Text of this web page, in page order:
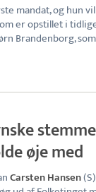
mandat, og hun
er opstillet i
Brandenborg,
øje med
Carsten Hansen